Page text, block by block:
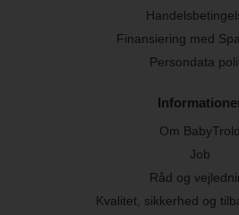
Finansiering med
Persondata
Om BabyTrold
Job
Råd og
Kvalitet, sikkerhed og